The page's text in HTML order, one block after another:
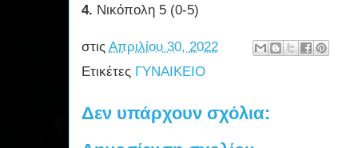
4. Νικόπολη 5 (0-5)
στις Απριλίου 30, 2022
Ετικέτες ΓΥΝΑΙΚΕΙΟ
Δεν υπάρχουν σχόλια: